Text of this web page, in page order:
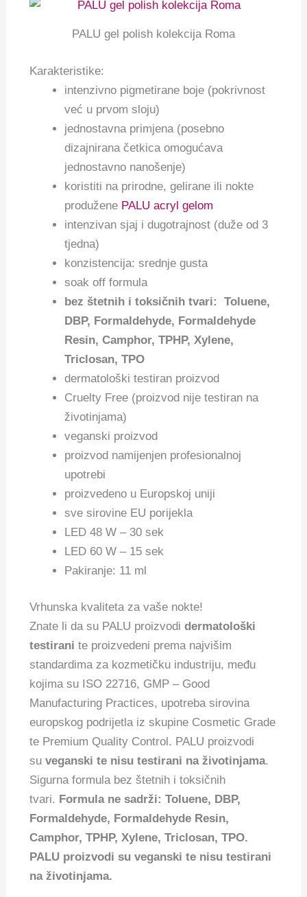
PALU gel polish kolekcija Roma
Karakteristike:
intenzivno pigmetirane boje (pokrivnost
već u prvom sloju)
jednostavna primjena (posebno
dizajnirana četkica omogućava
jednostavno nanošenje)
koristiti na prirodne, gelirane ili nokte
produžene PALU acryl gelom
intenzivan sjaj i dugotrajnost (duže od 3
tjedna)
konzistencija: srednje gusta
soak off formula
bez štetnih i toksičnih tvari: Toluene,
DBP, Formaldehyde, Formaldehyde
Resin, Camphor, TPHP, Xylene,
Triclosan, TPO
dermatološki testiran proizvod
Cruelty Free (proizvod nije testiran na
životinjama)
veganski proizvod
proizvod namijenjen profesionalnoj
upotrebi
proizvedeno u Europskoj uniji
sve sirovine EU porijekla
LED 48 W – 30 sek
LED 60 W – 15 sek
Pakiranje: 11 ml
Vrhunska kvaliteta za vaše nokte!
Znate li da su PALU proizvodidermatološki
testirani te proizvedeni prema najvišim
standardima za kozmetičku industriju, među
kojima su ISO 22716, GMP – Good
Manufacturing Practices, upotreba sirovina
europskog podrijetla iz skupine Cosmetic Grade
te Premium Quality Control. PALU proizvodi
suveganski te nisu testirani na životinjama.
Sigurna formula bez štetnih i toksičnih
tvari. Formula ne sadrži: Toluene, DBP,
Formaldehyde, Formaldehyde Resin,
Camphor, TPHP, Xylene, Triclosan, TPO.
PALU proizvodi su veganski te nisu testirani
na životinjama.